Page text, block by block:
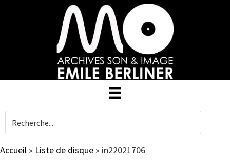
Accueil » Liste de disque » in22021706